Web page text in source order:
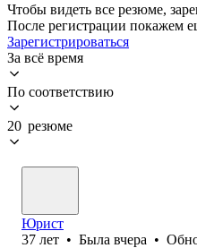
Чтобы видеть все резюме,
После регистрации покажем
Зарегистрироваться
За всё время
По соответствию
20 резюме
Юрист
37 лет • Была вчера •